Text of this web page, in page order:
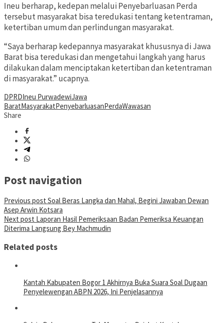
Ineu berharap, kedepan melalui Penyebarluasan Perda
tersebut masyarakat bisa teredukasi tentang ketentraman,
ketertiban umum dan perlindungan masyarakat.
“Saya berharap kedepannya masyarakat khususnya di Jawa
Barat bisa teredukasi dan mengetahui langkah yang harus
dilakukan dalam menciptakan ketertiban dan ketentraman
di masyarakat.” ucapnya.
DPRDIneu PurwadewiJawa
BaratMasyarakatPenyebarluasanPerdaWawasan
Share
Post navigation
Previous post Soal Beras Langka dan Mahal, Begini Jawaban Dewan
Asep Arwin Kotsara
Next post Laporan Hasil Pemeriksaan Badan Pemeriksa Keuangan
Diterima Langsung Bey Machmudin
Related posts
Kantah Kabupaten Bogor 1 Akhirnya Buka Suara Soal Dugaan
Penyelewengan ABPN 2026, Ini Penjelasannya